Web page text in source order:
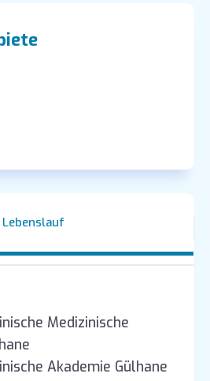
Lebenslauf
Medizinische
Akademie Gülhane